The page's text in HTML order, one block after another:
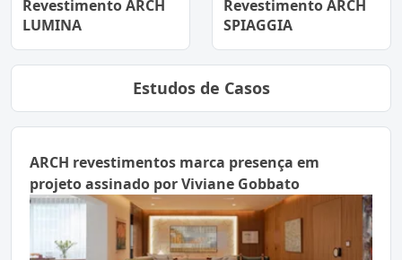
Revestimento ARCH
LUMINA
Revestimento ARCH
SPIAGGIA
Estudos de Casos
ARCH revestimentos marca presença em
projeto assinado por Viviane Gobbato